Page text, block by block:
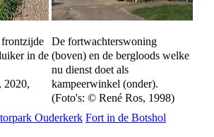
in de
2020,
De fortwachterswoning
(boven) en de bergloods welke
nu dienst doet als
kampeerwinkel (onder).
(Foto's: © René Ros, 1998)
Ouderkerk Fort in de Botshol